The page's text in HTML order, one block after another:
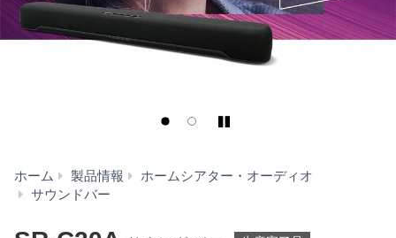
Play/Pause
ホーム 製品情報
ホームシアター・オーディオ
サウンドバー